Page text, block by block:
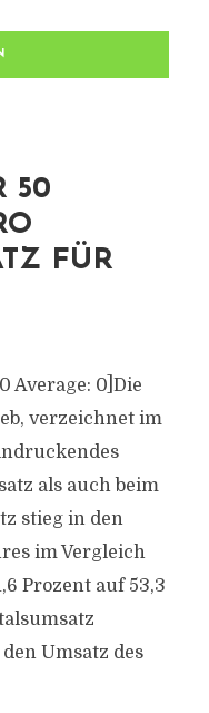
50
FÜR
Average: 0]Die
verzeichnet im
als auch beim
stieg in den
im Vergleich
Prozent auf 53,3
Umsatz des